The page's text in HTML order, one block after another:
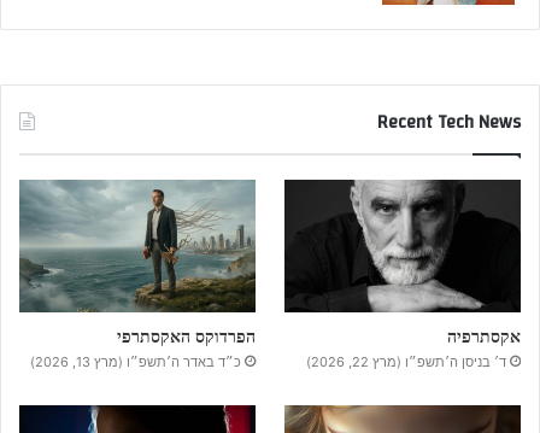
Recent Tech News
אקסתרפיה
ד׳ בניסן ה׳תשפ״ו (מרץ 22, 2026)
הפרדוקס האקסתרפי
כ״ד באדר ה׳תשפ״ו (מרץ 13, 2026)